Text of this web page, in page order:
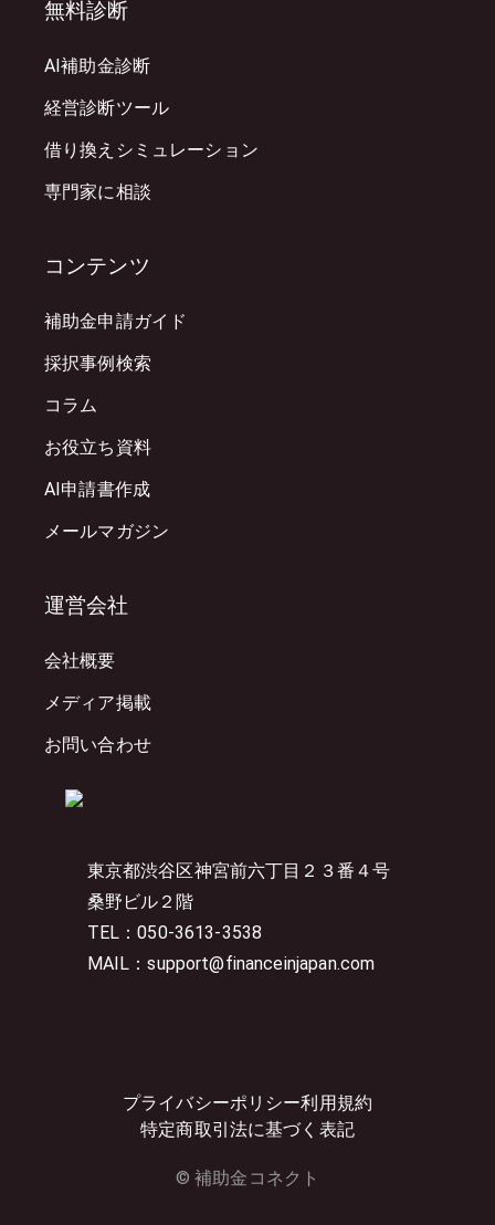
東京都渋谷区神宮前六丁目２３番４号
桑野ビル２階
TEL：050-3613-3538
MAIL：support@financeinjapan.com
プライバシーポリシー利用規約
特定商取引法に基づく表記
© 補助金コネクト
無料診断
AI補助金診断
経営診断ツール
借り換えシミュレーション
専門家に相談
コンテンツ
補助金申請ガイド
採択事例検索
コラム
お役立ち資料
AI申請書作成
メールマガジン
運営会社
会社概要
メディア掲載
お問い合わせ